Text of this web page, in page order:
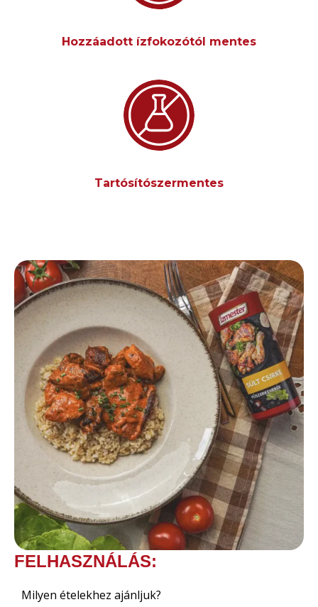
Hozzáadott ízfokozótól mentes
Tartósítószermentes
FELHASZNÁLÁS:
Milyen ételekhez ajánljuk?